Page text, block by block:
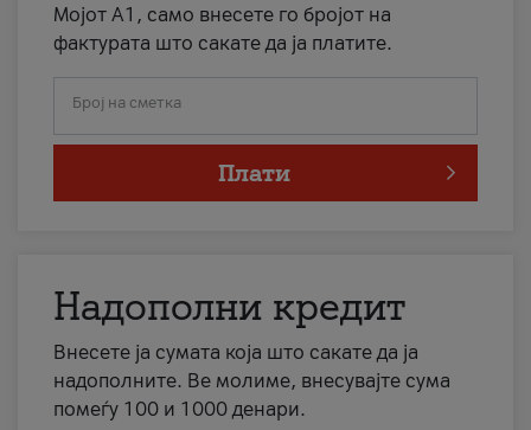
Мојот А1, само внесете го бројот на
фактурата што сакате да ја платите.
Број на сметка
Плати
Надополни кредит
Внесете ја сумата која што сакате да ја
надополните. Ве молиме, внесувајте сума
помеѓу 100 и 1000 денари.